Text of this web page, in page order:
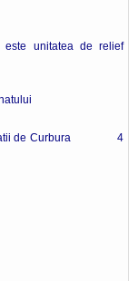
este unitatea de relief
de Curbura 4